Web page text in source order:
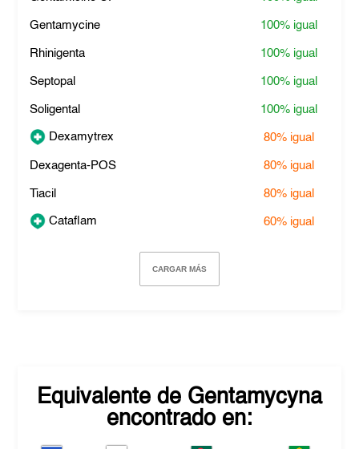
Gentamycine 100% igual
Rhinigenta 100% igual
Septopal 100% igual
Soligental 100% igual
Dexamytrex 80% igual
Dexagenta-POS 80% igual
Tiacil 80% igual
Cataflam 60% igual
CARGAR MÁS
Equivalente de Gentamycyna
encontrado en: